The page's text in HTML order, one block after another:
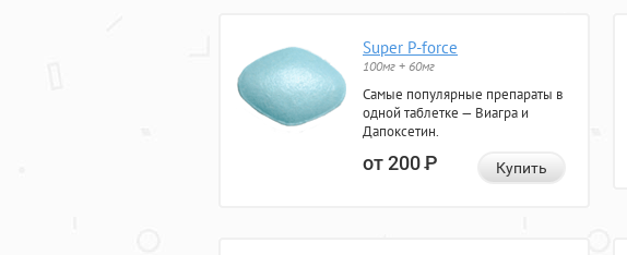
Super P-force
100мг + 60мг
Самые популярные препараты в
одной таблетке — Виагра и
Дапоксетин.
от 200Р Купить